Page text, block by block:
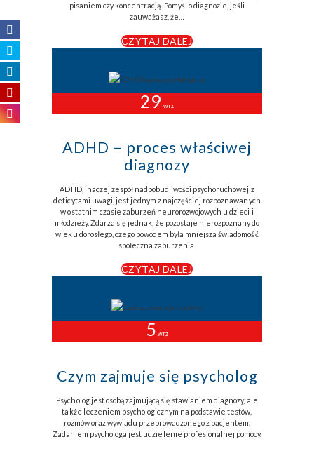
pisaniem czy koncentracją. Pomyśl o diagnozie, jeśli
zauważasz, że…
CZYTAJ DALEJ
29 wrz
ADHD – proces właściwej
diagnozy
ADHD, inaczej zespół nadpobudliwości psychoruchowej z
deficytami uwagi, jest jednym z najczęściej rozpoznawanych
w ostatnim czasie zaburzeń neurorozwojowych u dzieci i
młodzieży. Zdarza się jednak, że pozostaje nierozpoznany do
wieku dorosłego, czego powodem była mniejsza świadomość
społeczna zaburzenia.
CZYTAJ DALEJ
5 wrz
Czym zajmuje się psycholog
Psycholog jest osobą zajmującą się stawianiem diagnozy, ale
także leczeniem psychologicznym na podstawie testów,
rozmów oraz wywiadu przeprowadzonego z pacjentem.
Zadaniem psychologa jest udzielenie profesjonalnej pomocy.